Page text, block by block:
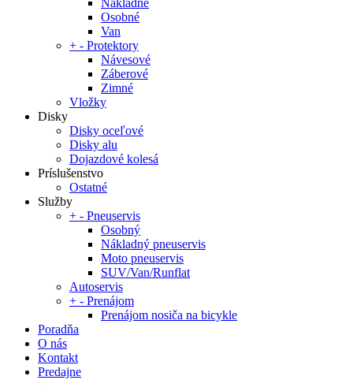
Nákladné
Osobné
Van
+ - Protektory
Návesové
Záberové
Zimné
Vložky
Disky
Disky oceľové
Disky alu
Dojazdové kolesá
Príslušenstvo
Ostatné
Služby
+ - Pneuservis
Osobný
Nákladný pneuservis
Moto pneuservis
SUV/Van/Runflat
Autoservis
+ - Prenájom
Prenájom nosiča na bicykle
Poradňa
O nás
Kontakt
Predajne